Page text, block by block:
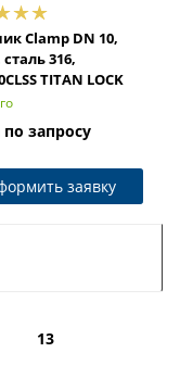
Clamp DN 10,
316,
TITAN LOCK
запросу
заявку
13